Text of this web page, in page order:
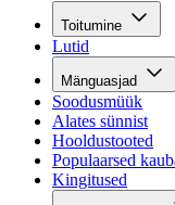
Toitumine
Lutid
Mänguasjad
Soodusmüük
Alates sünnist
Hooldustooted
Populaarsed
Kingitused